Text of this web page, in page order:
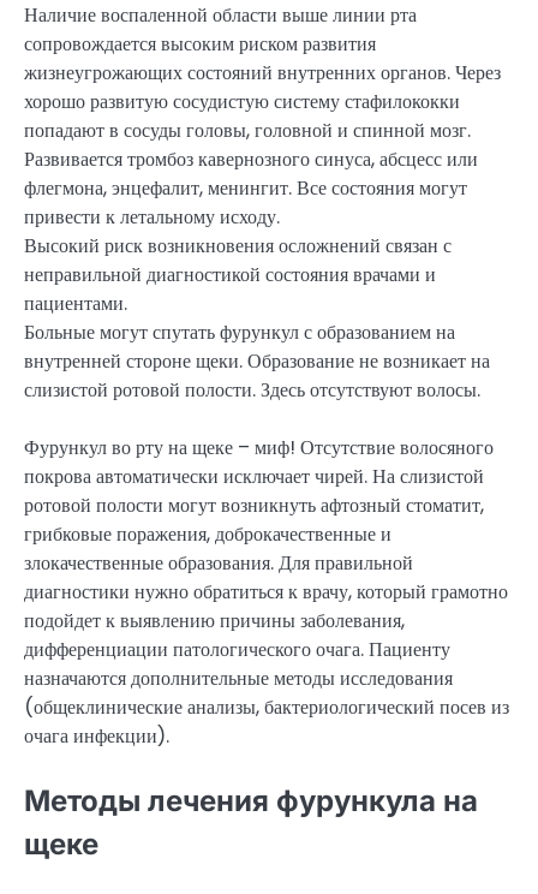
Наличие воспаленной области выше линии рта
сопровождается высоким риском развития
жизнеугрожающих состояний внутренних органов. Через
хорошо развитую сосудистую систему стафилококки
попадают в сосуды головы, головной и спинной мозг.
Развивается тромбоз кавернозного синуса, абсцесс или
флегмона, энцефалит, менингит. Все состояния могут
привести к летальному исходу.
Высокий риск возникновения осложнений связан с
неправильной диагностикой состояния врачами и
пациентами.
Больные могут спутать фурункул с образованием на
внутренней стороне щеки. Образование не возникает на
слизистой ротовой полости. Здесь отсутствуют волосы.
Фурункул во рту на щеке – миф! Отсутствие волосяного
покрова автоматически исключает чирей. На слизистой
ротовой полости могут возникнуть афтозный стоматит,
грибковые поражения, доброкачественные и
злокачественные образования. Для правильной
диагностики нужно обратиться к врачу, который грамотно
подойдет к выявлению причины заболевания,
дифференциации патологического очага. Пациенту
назначаются дополнительные методы исследования
(общеклинические анализы, бактериологический посев из
очага инфекции).
Методы лечения фурункула на
щеке